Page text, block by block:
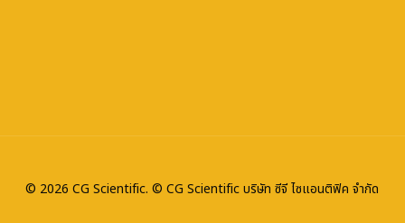
© 2026 CG Scientific. © CG Scientific บริษัท ซีจี ไซแอนติฟิค จำกัด